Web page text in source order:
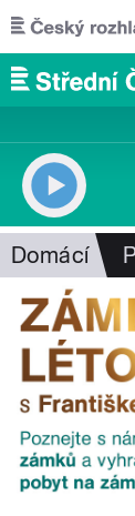
Přejít k
Domácí